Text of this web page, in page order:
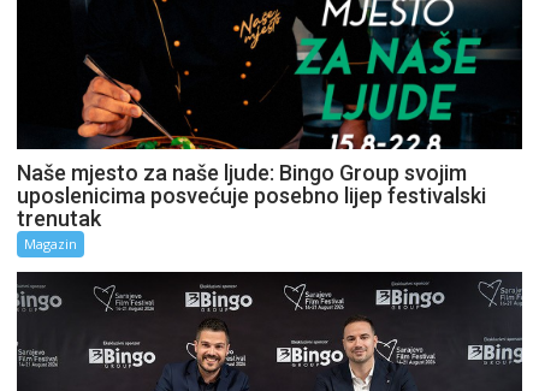
Naše mjesto za naše ljude: Bingo Group svojim
uposlenicima posvećuje posebno lijep festivalski
trenutak
Magazin